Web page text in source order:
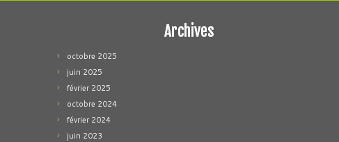
Archives
octobre 2025
juin 2025
février 2025
octobre 2024
février 2024
juin 2023